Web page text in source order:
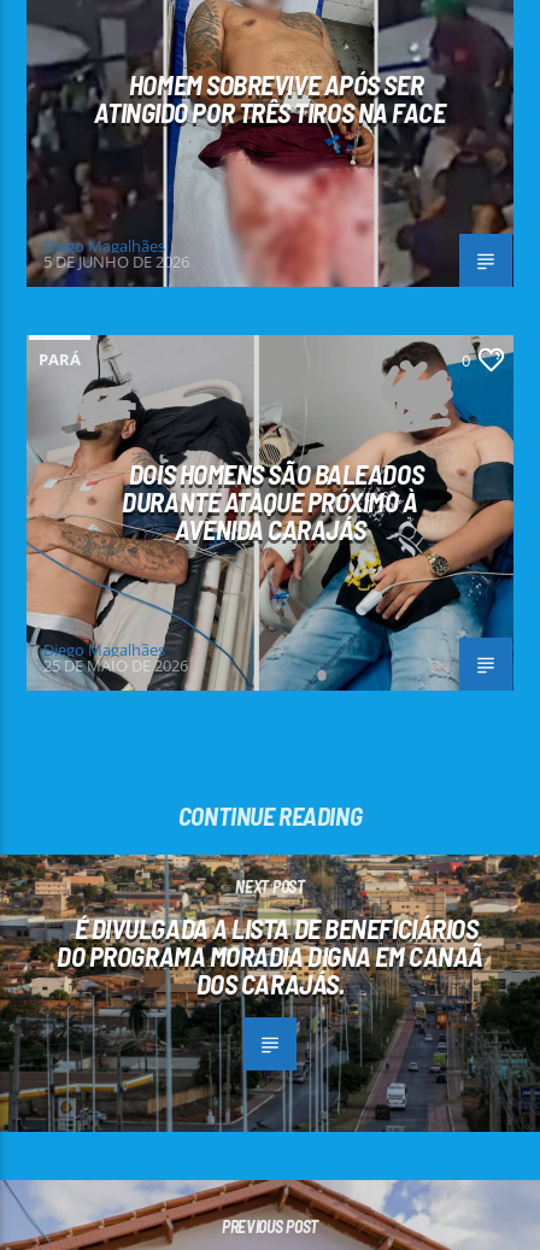
HOMEM SOBREVIVE APÓS SER
ATINGIDO POR TRÊS TIROS NA FACE
Diego Magalhães
5 DE JUNHO DE 2026
PARÁ 0
DOIS HOMENS SÃO BALEADOS
DURANTE ATAQUE PRÓXIMO À
AVENIDA CARAJÁS
Diego Magalhães
25 DE MAIO DE 2026
CONTINUE READING
NEXT POST
É DIVULGADA A LISTA DE BENEFICIÁRIOS
DO PROGRAMA MORADIA DIGNA EM CANAÃ
DOS CARAJÁS.
PREVIOUS POST